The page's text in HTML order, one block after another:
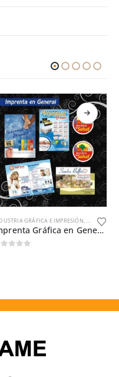
GRÁFICA E IMPRESIÓN,
Imprenta Gráfica en General